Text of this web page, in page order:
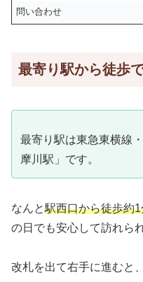
問い合わせ
最寄り駅から徒歩
最寄り駅は東急東横線
摩川駅」です。
なんと駅西口から徒歩約
の日でも安心して訪れら
改札を出て右手に進むと